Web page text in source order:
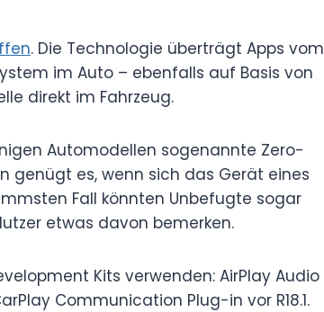
. Die Technologie überträgt Apps vom
im Auto – ebenfalls auf Basis von
direkt im Fahrzeug.
Automodellen sogenannte Zero-
genügt es, wenn sich das Gerät eines
Fall könnten Unbefugte sogar
etwas davon bemerken.
Kits verwenden: AirPlay Audio
Communication Plug-in vor R18.1.